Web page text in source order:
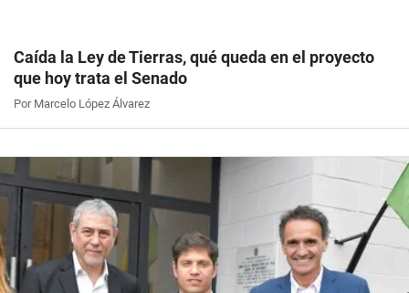
Caída la Ley de Tierras, qué queda en el proyecto
que hoy trata el Senado
Por Marcelo López Álvarez